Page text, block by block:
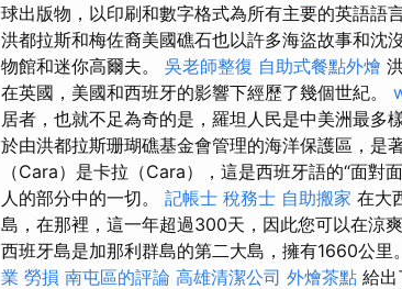
球出版物，以印刷和數字格式為所有主要的英語語
洪都拉斯和梅佐裔美國礁石也以許多海盜故事和沈
物館和迷你高爾夫。 吳老師整復 自助式餐點外燴
在英國，美國和西班牙的影響下經歷了幾個世紀。
居者，也就不足為奇的是，羅坦人民是中美洲最多
於由洪都拉斯珊瑚礁基金會管理的海洋保護區，是
（Cara）是卡拉（Cara），這是西班牙語的“面
人的部分中的一切。 記帳士 稅務士 自助搬家 在大
島，在那裡，這一年超過300天，因此您可以在涼
西班牙島是加那利群島的第二大島，擁有1660公里
業 勞損 南屯區的評論 高雄清潔公司 外燴茶點 給出